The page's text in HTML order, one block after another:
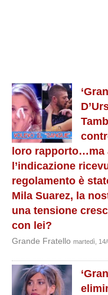
loro rapporto…ma
l’indicazione
regolamento è
Mila Suarez, la
una tensione
con lei?
Grande Fratello martedì,